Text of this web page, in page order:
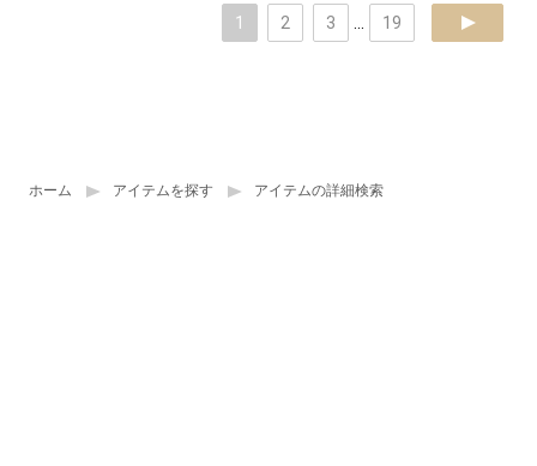
ホーム アイテムを探す アイテムの詳細検索
1 2 3 19 next